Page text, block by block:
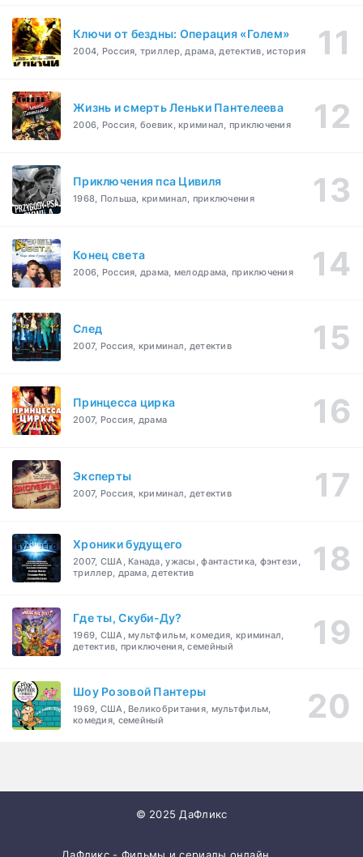
Ключи от бездны: Операция «Голем»
2004, Россия, триллер, драма, детектив, история
Жизнь и смерть Леньки Пантелеева
2006, Россия, боевик, криминал, приключения
Приключения пса Цивиля
1968, Польша, криминал, приключения
Конец света
2006, Россия, драма, мелодрама, приключения
След
2007, Россия, криминал, детектив
Принцесса цирка
2007, Россия, драма
Эксперты
2007, Россия, криминал, детектив
Хроники будущего
2007, США, Канада, ужасы, фантастика, фэнтези,
триллер, драма, детектив
Где ты, Скуби-Ду?
1969, США, мультфильм, комедия, криминал,
детектив, приключения, семейный
Шоу Розовой Пантеры
1969, США, Великобритания, мультфильм,
комедия, семейный
© 2025 ДаФликс